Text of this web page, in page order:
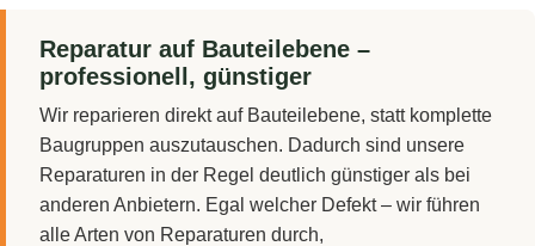
Reparatur auf Bauteilebene –
professionell, günstiger
Wir reparieren direkt auf Bauteilebene, statt komplette
Baugruppen auszutauschen. Dadurch sind unsere
Reparaturen in der Regel deutlich günstiger als bei
anderen Anbietern. Egal welcher Defekt – wir führen
alle Arten von Reparaturen durch,